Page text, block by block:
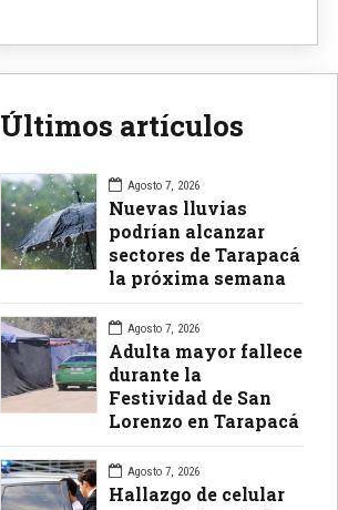
Últimos artículos
Agosto 7, 2026
Nuevas lluvias
podrían alcanzar
sectores de Tarapacá
la próxima semana
Agosto 7, 2026
Adulta mayor fallece
durante la
Festividad de San
Lorenzo en Tarapacá
Agosto 7, 2026
Hallazgo de celular